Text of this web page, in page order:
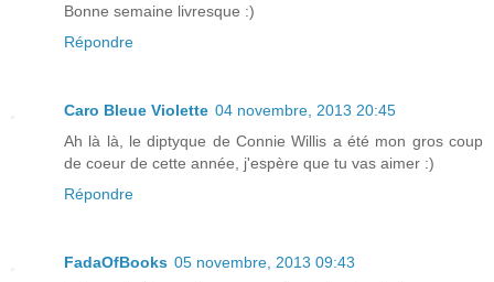
Bonne semaine livresque :)
Répondre
Caro Bleue Violette 04 novembre, 2013 20:45
Ah là là, le diptyque de Connie Willis a été mon gros coup
de coeur de cette année, j'espère que tu vas aimer :)
Répondre
FadaOfBooks 05 novembre, 2013 09:43